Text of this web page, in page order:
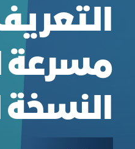
مسرعة
النسخة